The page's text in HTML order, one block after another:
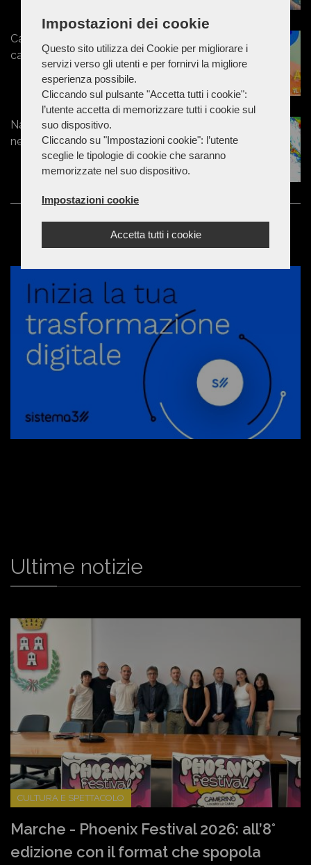
Impostazioni dei cookie
Questo sito utilizza dei Cookie per migliorare i
servizi verso gli utenti e per fornirvi la migliore
esperienza possibile.
Cliccando sul pulsante "Accetta tutti i cookie":
l’utente accetta di memorizzare tutti i cookie sul
suo dispositivo.
Cliccando su "Impostazioni cookie": l’utente
sceglie le tipologie di cookie che saranno
memorizzate nel suo dispositivo.
Impostazioni cookie
Accetta tutti i cookie
Capodanno senza precipitazioni,
calo delle temperature per l'Epifania
Natale sotto la neve: freddo artico e
nevicate diffuse sul Centro-Sud
Ultime notizie
CULTURA E SPETTACOLO
Marche - Phoenix Festival 2026: all’8°
edizione con il format che spopola